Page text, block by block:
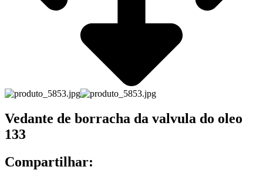
Vedante de borracha da valvula do oleo
133
Compartilhar: